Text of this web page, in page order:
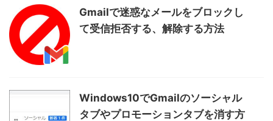
Gmailで迷惑なメールをブロックし
て受信拒否する、解除する方法
Windows10でGmailのソーシャル
タブやプロモーションタブを消す方